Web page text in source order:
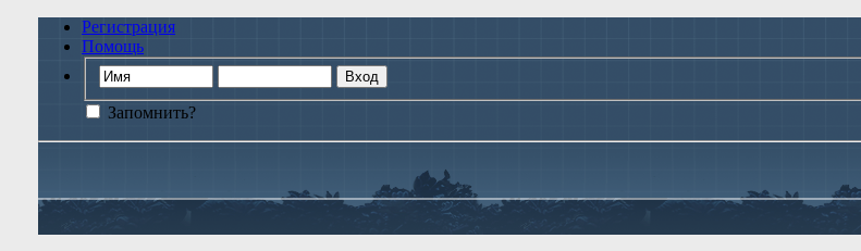
Регистрация
Помощь
Запомнить?